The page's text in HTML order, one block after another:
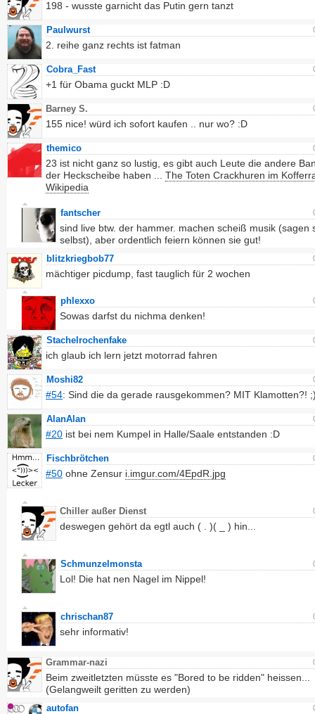
198 - wusste garnicht das Putin gern tanzt
Paulwurst
2. reihe ganz rechts ist fatman
Cobra_Fast
+1 für Obama guckt MLP :D
Barney S.
155 nice! würd ich sofort kaufen .. nur wo? :D
themico
23 ist nicht ganz so lustig, es gibt auch Leute die andere
der Heckscheibe haben ... The Toten Crackhuren im
Wikipedia
fantscher
sind live btw. der hammer. machen scheiß musik (sagen
selbst), aber ordentlich feiern können sie gut!
blitzkriegbob77
mächtiger picdump, fast tauglich für 2 wochen
phlexxo
Sowas darfst du nichma denken!
Stachelrochenfake
ich glaub ich lern jetzt motorrad fahren
Moshi82
#54: Sind die da gerade rausgekommen? MIT Klamotten?!
AlanAlan
#20 ist bei nem Kumpel in Halle/Saale entstanden :D
Fischbrötchen
#50 ohne Zensur i.imgur.com/4EpdR.jpg
Chiller außer Dienst
deswegen gehört da egtl auch ( . )( _ ) hin...
Schmunzelmonsta
Lol! Die hat nen Nagel im Nippel!
chrischan87
sehr informativ!
Grammar-nazi
Beim zweitletzten müsste es "Bored to be ridden" heissen...
(Gelangweilt geritten zu werden)
autofan